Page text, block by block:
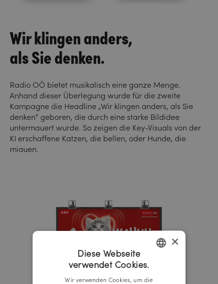
Wir klingen anders,
als Sie denken.
Radio OÖ bietet musikalisch eine ganze Menge.
Anhand dieser Überlegung wurde für die zweite
Kampagne die Headline „Wir klingen anders, als Sie
denken“ geboren, die durch eine starke Bildidee
untermauert wurde. So zeigen die Key-Visuals von der
KI erschaffene Katzen, die bellen, oder Hunde, die
miauen.
GERMAN
×
Diese Webseite
verwendet Cookies.
Wir verwenden Cookies, um die